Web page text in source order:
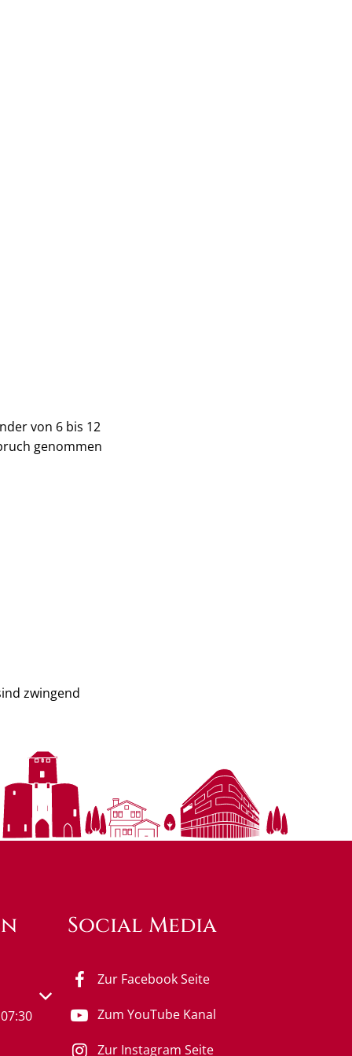
von 6 bis 12
genommen
zwingend
oder Schließzeiten auszublenden
Social Media
Zur Facebook Seite
Zum YouTube Kanal
Zur Instagram Seite